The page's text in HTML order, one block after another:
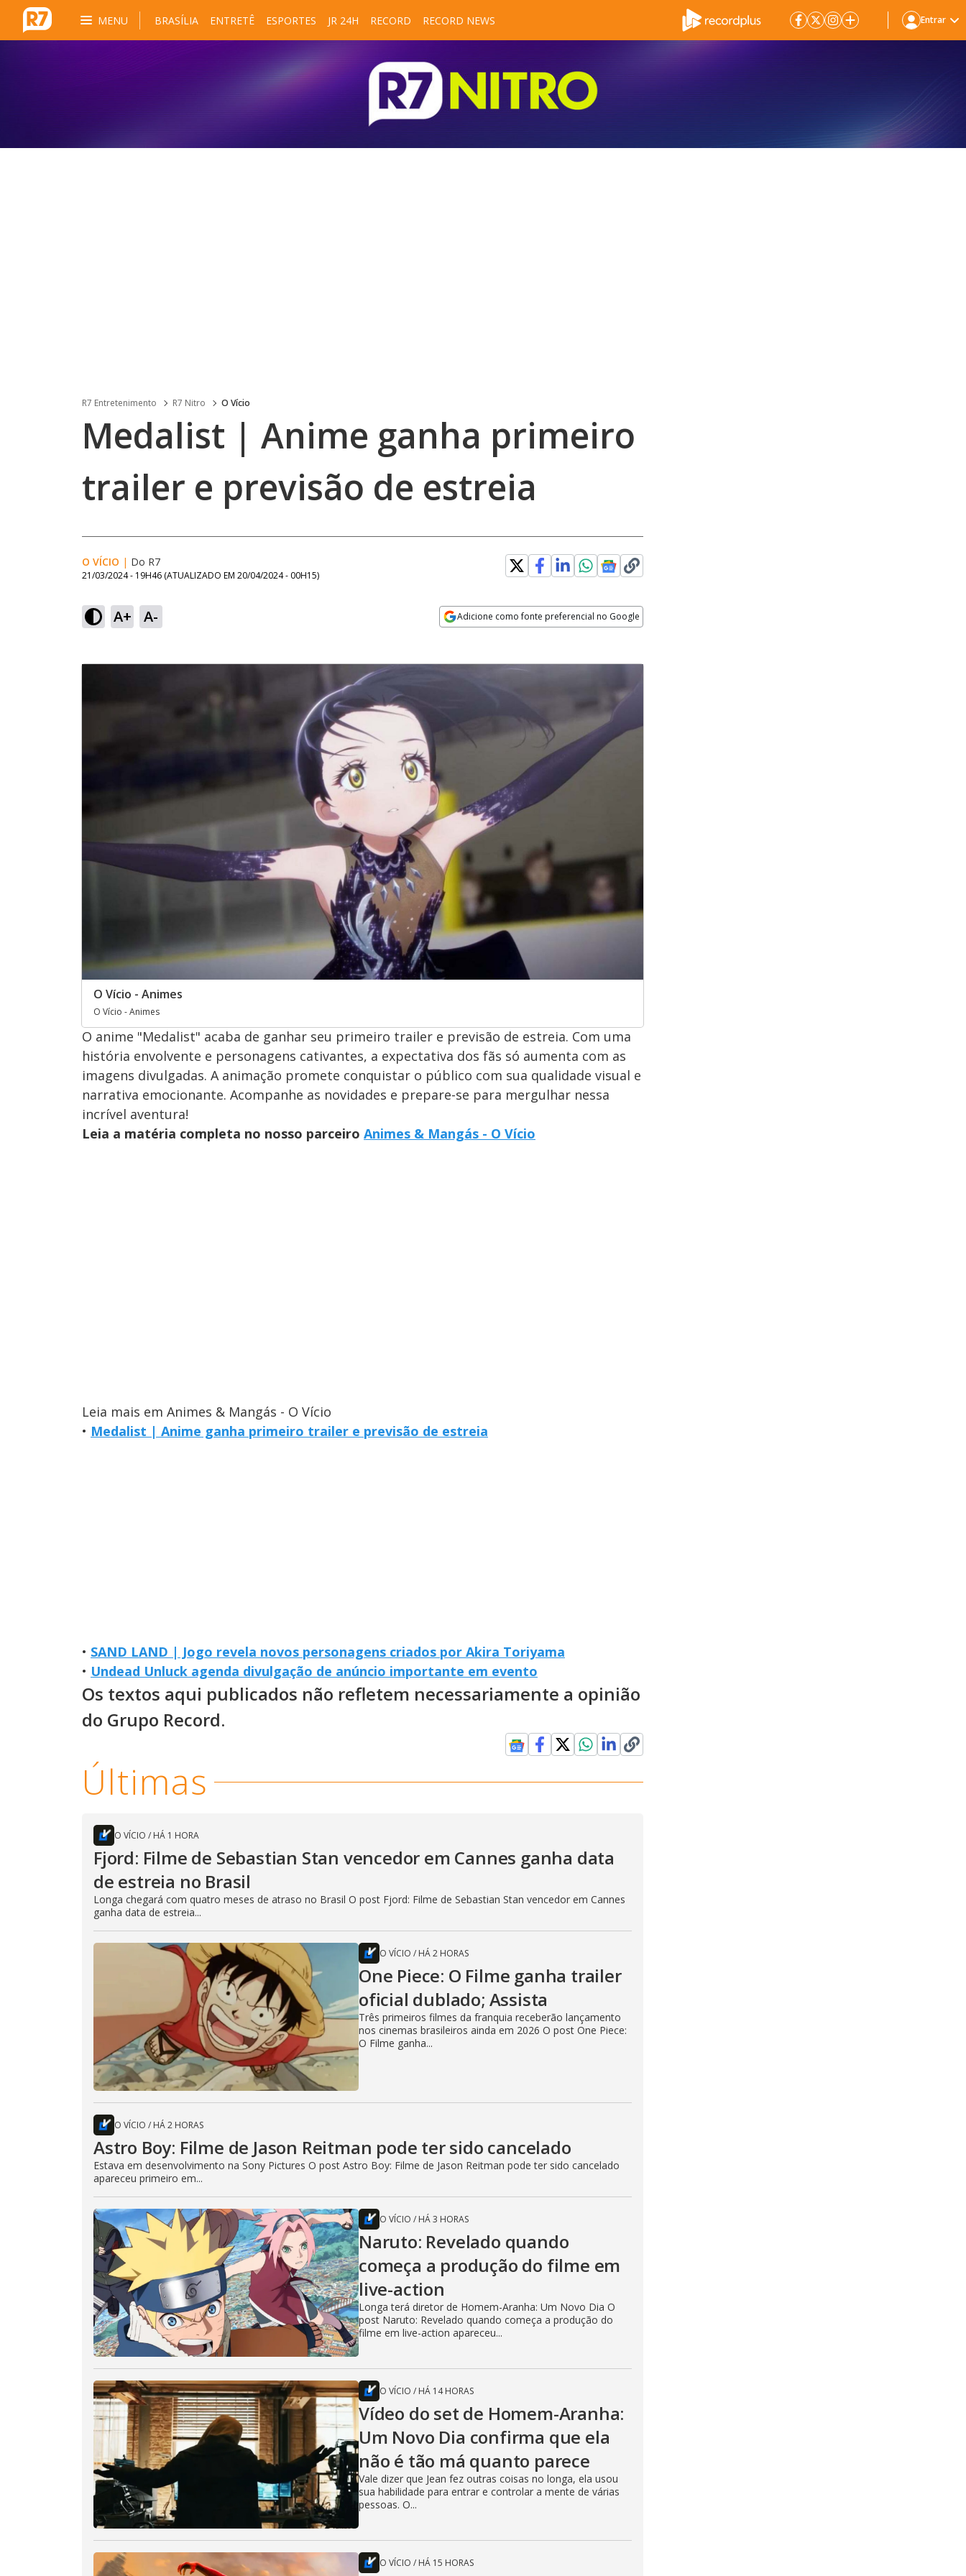
MENU BRASÍLIA ENTRETÊ ESPORTES JR 24H RECORD RECORD NEWS Entrar
R7 Entretenimento R7 Nitro O Vício
Medalist | Anime ganha primeiro
trailer e previsão de estreia
O VÍCIO | Do R7
21/03/2024 - 19H46 (ATUALIZADO EM 20/04/2024 - 00H15)
A+ A- Adicione como fonte preferencial no Google
O Vício - Animes
O Vício - Animes
O anime "Medalist" acaba de ganhar seu primeiro trailer e previsão de estreia. Com uma
história envolvente e personagens cativantes, a expectativa dos fãs só aumenta com as
imagens divulgadas. A animação promete conquistar o público com sua qualidade visual e
narrativa emocionante. Acompanhe as novidades e prepare-se para mergulhar nessa
incrível aventura!
Leia a matéria completa no nosso parceiro Animes & Mangás - O Vício
Leia mais em Animes & Mangás - O Vício
• Medalist | Anime ganha primeiro trailer e previsão de estreia
• SAND LAND | Jogo revela novos personagens criados por Akira Toriyama
• Undead Unluck agenda divulgação de anúncio importante em evento
Os textos aqui publicados não refletem necessariamente a opinião
do Grupo Record.
Últimas
O VÍCIO / HÁ 1 HORA
Fjord: Filme de Sebastian Stan vencedor em Cannes ganha data
de estreia no Brasil
Longa chegará com quatro meses de atraso no Brasil O post Fjord: Filme de Sebastian Stan vencedor em Cannes
ganha data de estreia...
O VÍCIO / HÁ 2 HORAS
One Piece: O Filme ganha trailer
oficial dublado; Assista
Três primeiros filmes da franquia receberão lançamento
nos cinemas brasileiros ainda em 2026 O post One Piece:
O Filme ganha...
O VÍCIO / HÁ 2 HORAS
Astro Boy: Filme de Jason Reitman pode ter sido cancelado
Estava em desenvolvimento na Sony Pictures O post Astro Boy: Filme de Jason Reitman pode ter sido cancelado
apareceu primeiro em...
O VÍCIO / HÁ 3 HORAS
Naruto: Revelado quando
começa a produção do filme em
live-action
Longa terá diretor de Homem-Aranha: Um Novo Dia O
post Naruto: Revelado quando começa a produção do
filme em live-action apareceu...
O VÍCIO / HÁ 14 HORAS
Vídeo do set de Homem-Aranha:
Um Novo Dia confirma que ela
não é tão má quanto parece
Vale dizer que Jean fez outras coisas no longa, ela usou
sua habilidade para entrar e controlar a mente de várias
pessoas. O...
O VÍCIO / HÁ 15 HORAS